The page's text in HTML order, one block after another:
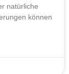
natürliche
können